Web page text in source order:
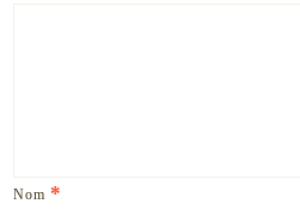
Nom *